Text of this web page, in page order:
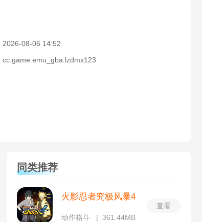
2026-08-06 14:52
cc.game.emu_gba.lzdmx123
同类推荐
火影忍者究极风暴4
动作格斗 361.44MB
查看